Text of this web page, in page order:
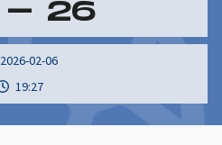
- 26
2026-02-06
19:27